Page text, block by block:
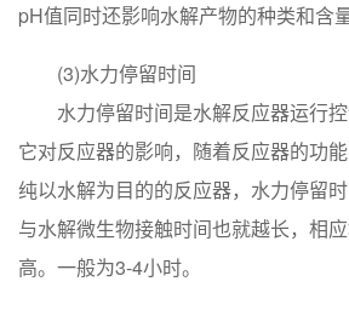
pH值同时还影响水解产物的种类和含量
(3)水力停留时间
水力停留时间是水解反应器运行控
它对反应器的影响，随着反应器的功
纯以水解为目的的反应器，水力停留
与水解微生物接触时间也就越长，相
高。一般为3-4小时。